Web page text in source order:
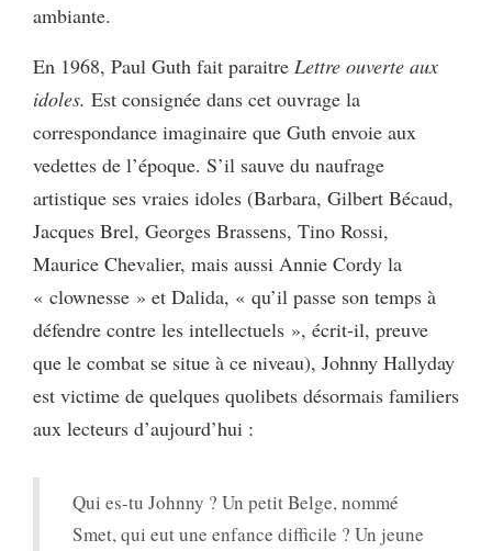
ambiante.
En 1968, Paul Guth fait paraitre Lettre ouverte aux
idoles. Est consignée dans cet ouvrage la
correspondance imaginaire que Guth envoie aux
vedettes de l’époque. S’il sauve du naufrage
artistique ses vraies idoles (Barbara, Gilbert Bécaud,
Jacques Brel, Georges Brassens, Tino Rossi,
Maurice Chevalier, mais aussi Annie Cordy la
« clownesse » et Dalida, « qu’il passe son temps à
défendre contre les intellectuels », écrit-il, preuve
que le combat se situe à ce niveau), Johnny Hallyday
est victime de quelques quolibets désormais familiers
aux lecteurs d’aujourd’hui :
Qui es-tu Johnny ? Un petit Belge, nommé
Smet, qui eut une enfance difficile ? Un jeune